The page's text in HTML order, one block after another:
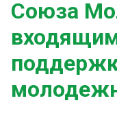
Союза